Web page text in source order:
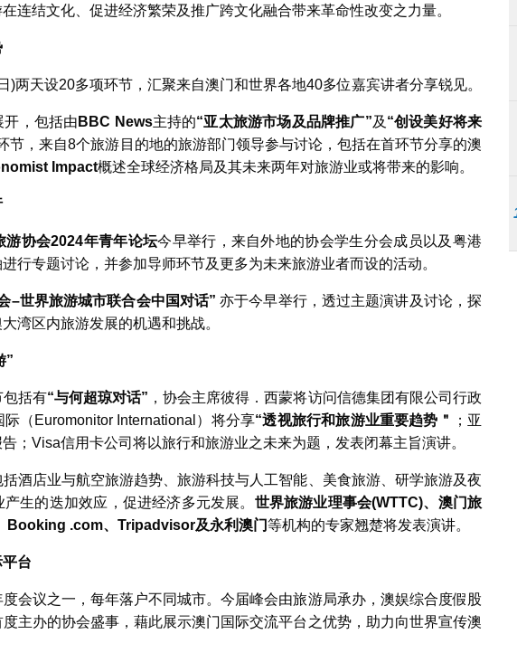
连结文化、促进经济繁荣及推广跨文化融合带来革命性改变之力量。
)两天设20多项环节，汇聚来自澳门和世界各地40多位嘉宾讲者分享锐见。
开，包括由 BBC News主持的“亚太旅游市场及品牌推广”及 “创设美好将来
节，来自8个旅游目的地的旅游部门领导参与讨论，包括在首环节分享的澳
Impact概述全球经济格局及其未来两年对旅游业或将带来的影响。
游协会2024年青年论坛今早举行，来自外地的协会学生分会成员以及粤港
行专题讨论，并参加导师环节及更多为未来旅游业者而设的活动。
–世界旅游城市联合会中国对话”亦于今早举行，透过主题演讲及讨论，探
湾区内旅游发展的机遇和挑战。
”
包括有“与何超琼对话” ，协会主席彼得．西蒙将访问信德集团有限公司行政
（Euromonitor International）将分享“透视旅行和旅游业重要趋势＂
；亚
；Visa信用卡公司将以旅行和旅游业之未来为题，发表闭幕主旨演讲。
酒店业与航空旅游趋势、旅游科技与人工智能、美食旅游、研学旅游及夜
生的迭加效应，促进经济多元发展。 世界旅游业理事会(WTTC)、澳门旅
Booking .com、 Tripadvisor及永利澳门等机构的专家翘楚将发表演讲。
台
会议之一，每年落户不同城市。今届峰会由旅游局承办，澳娱综合度假股
主办的协会盛事，藉此展示澳门国际交流平台之优势，助力向世界宣传澳